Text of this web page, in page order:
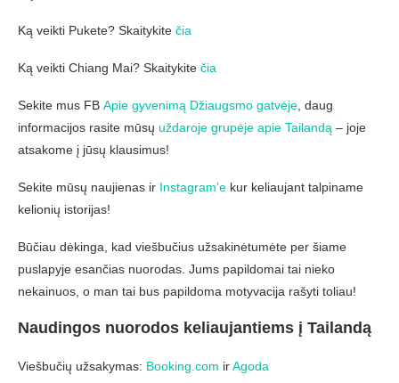
Ką veikti Pukete? Skaitykite čia
Ką veikti Chiang Mai? Skaitykite čia
Sekite mus FB Apie gyvenimą Džiaugsmo gatvėje, daug
informacijos rasite mūsų uždaroje grupėje apie Tailandą – joje
atsakome į jūsų klausimus!
Sekite mūsų naujienas ir Instagram’e kur keliaujant talpiname
kelionių istorijas!
Būčiau dėkinga, kad viešbučius užsakinėtumėte per šiame
puslapyje esančias nuorodas. Jums papildomai tai nieko
nekainuos, o man tai bus papildoma motyvacija rašyti toliau!
Naudingos nuorodos keliaujantiems į Tailandą
Viešbučių užsakymas: Booking.com irAgoda